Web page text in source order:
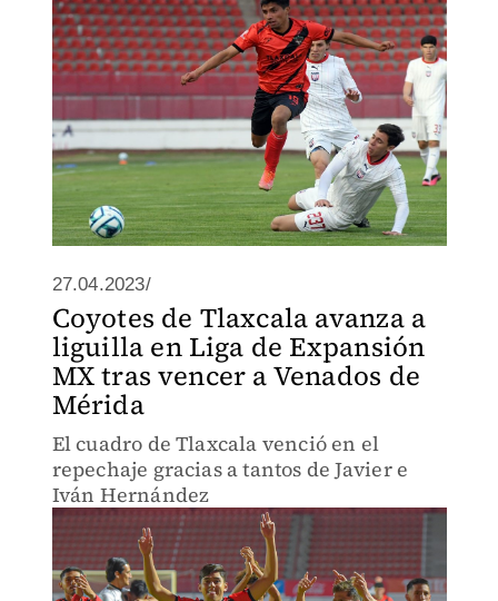
27.04.2023/
Coyotes de Tlaxcala avanza a
liguilla en Liga de Expansión
MX tras vencer a Venados de
Mérida
El cuadro de Tlaxcala venció en el
repechaje gracias a tantos de Javier e
Iván Hernández